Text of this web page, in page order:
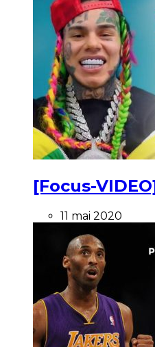
[Focus-
11 mai 2020